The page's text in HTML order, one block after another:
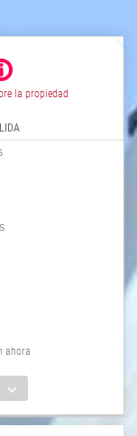
la propiedad
ahora